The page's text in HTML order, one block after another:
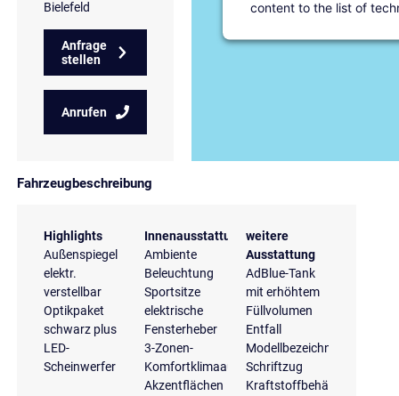
Bielefeld
Anfrage
stellen
Anrufen
content to the list of
Fahrzeugbeschreibung
Highlights
Außenspiegel
elektr.
verstellbar
Optikpaket
schwarz plus
LED-
Scheinwerfer
Innenausstattung
Ambiente
Beleuchtung
Sportsitze
elektrische
Fensterheber
3-Zonen-
Komfortklimaautomatik
Akzentflächen
weitere
Ausstattung
AdBlue-Tank
mit erhöhtem
Füllvolumen
Entfall
Modellbezeichnung
Schriftzug
Kraftstoffbehälter